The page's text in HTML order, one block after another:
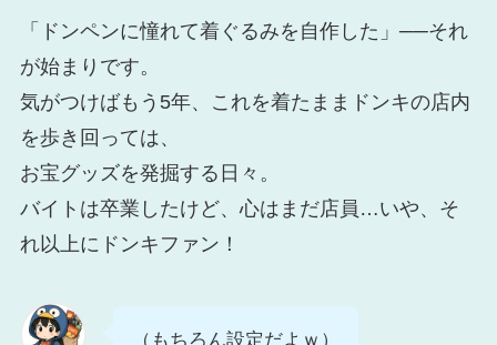
「ドンペンに憧れて着ぐるみを自作した」──それ
が始まりです。
気がつけばもう5年、これを着たままドンキの店内
を歩き回っては、
お宝グッズを発掘する日々。
バイトは卒業したけど、心はまだ店員…いや、そ
れ以上にドンキファン！
（もちろん設定だよｗ）